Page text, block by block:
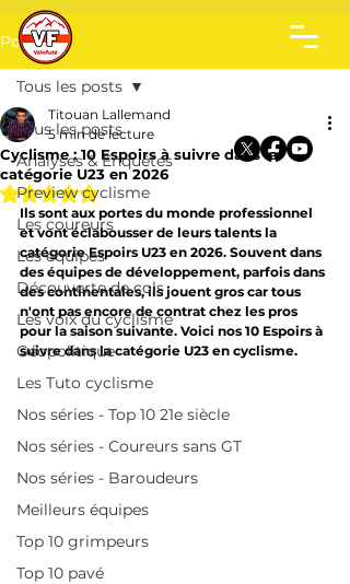
Post
Tous les posts
Analyses & Enquêtes
Preview cyclisme
Les coureurs
Les équipes
Découverte de cols
Les voix du cyclisme
Géopolitique
Les Tuto cyclisme
Nos séries - Top 10 21e siècle
Nos séries - Coureurs sans GT
Nos séries - Baroudeurs
Meilleurs équipes
Top 10 grimpeurs
Top 10 pavé
Tous les posts
Cyclisme : 10 Espoirs à suivre dans la
catégorie U23 en 2026
Titouan Lallemand
5 min de lecture
Noté NaN étoiles sur 5.
Ils sont aux portes du monde professionnel
et vont éclabousser de leurs talents la
catégorie Espoirs U23 en 2026. Souvent dans
des équipes de développement, parfois dans
des continentales, ils jouent gros car tous
n'ont pas encore de contrat chez les pros
pour la saison suivante. Voici nos 10 Espoirs à
suivre dans la catégorie U23 en cyclisme.